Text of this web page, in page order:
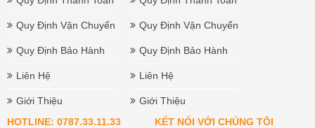
Quy Định Vận Chuyển
Quy Định Bảo Hành
Liên Hệ
Giới Thiệu
Quy Định Vận Chuyển
Quy Định Bảo Hành
Liên Hệ
Giới Thiệu
HOTLINE: 0787.33.11.33
KẾT NỐI VỚI CHÚNG TÔI